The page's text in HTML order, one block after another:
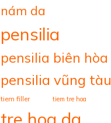
nám da
pensilia
pensilia biên hòa
pensilia vũng tàu
tiem filler tiem tre hoa